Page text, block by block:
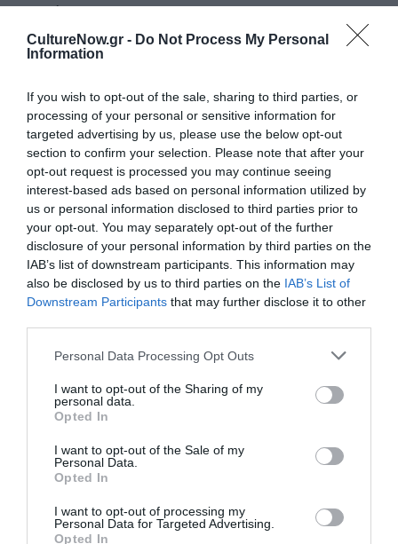
CultureNow.gr - Do Not Process My Personal
Information
If you wish to opt-out of the sale, sharing to third parties, or
processing of your personal or sensitive information for
targeted advertising by us, please use the below opt-out
section to confirm your selection. Please note that after your
opt-out request is processed you may continue seeing
interest-based ads based on personal information utilized by
us or personal information disclosed to third parties prior to
your opt-out. You may separately opt-out of the further
disclosure of your personal information by third parties on the
IAB’s list of downstream participants. This information may
also be disclosed by us to third parties on the IAB’s List of
Downstream Participants that may further disclose it to other
Personal Data Processing Opt Outs
I want to opt-out of the Sharing of my
personal data.
Opted In
I want to opt-out of the Sale of my
Personal Data.
Opted In
I want to opt-out of processing my
Personal Data for Targeted Advertising.
Opted In
Αυτή η
νύχτα
μένει, του
Αλεξανδρή
σε
σκηνοθεσία
Αστέριου
Πελτέκη
στο Θέατρο
Ολύμπια
ΜΟΥΣΙΚΗ / ΜΟΥΣΙΚΑ
ΝΕΑ
07.08.2026 | 19.04
Mania The
Abba Tribute:
συναυλία στο
Theater
ΘΕΑΤΡΟ - ΧΟΡΟΣ /
Μεσοτοιχίες ή
Μικρή
Προσευχή στις
3κ46 π.μ., της